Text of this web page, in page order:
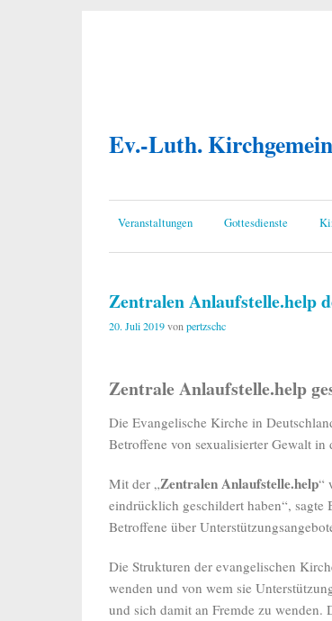
Ev.-Luth.
Veranstaltungen Gottesdienste
Zentralen Anlaufstelle.help
20. Juli 2019von pertzschc
Zentrale Anlaufstelle.help
Die Evangelische Kirche in
Betroffene von sexualisierter Gewalt
Mit der „Zentralen Anlaufstelle.help“
eindrücklich geschildert haben“,
Betroffene über
Die Strukturen der evangelischen
wenden und von wem sie
und sich damit an Fremde zu wenden.